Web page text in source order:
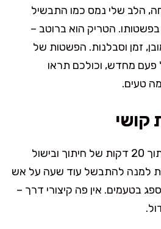
הלב שלי נמס כמו התבשיל
הטריק הוא ברוטב –
זמן וסבלנות. הפשטות של
פעם מחדש, וכולכם תראו
טעים.
קושי
את רוב העבודה תסיימו תוך 20 דקות של חיתוך ובישול
למנה להתבשל עוד שעה על אש
בטעמים. אין פה קיצורי דרך –